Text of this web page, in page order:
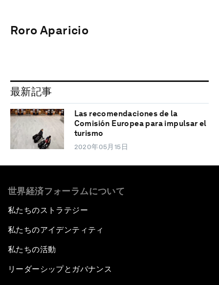
Roro Aparicio
最新記事
Las recomendaciones de la
Comisión Europea para impulsar el
turismo
2020年05月15日
世界経済フォーラムについて
私たちのストラテジー
私たちのアイデンティティ
私たちの活動
リーダーシップとガバナンス